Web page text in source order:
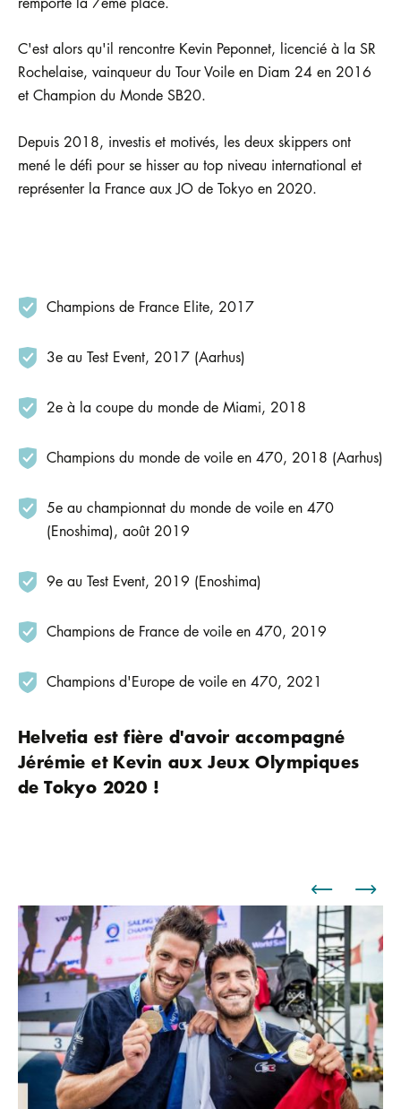
C'est alors qu'il rencontre Kevin Peponnet, licencié à la SR
Rochelaise, vainqueur du Tour Voile en Diam 24 en 2016
et Champion du Monde SB20.
Depuis 2018, investis et motivés, les deux skippers ont
mené le défi pour se hisser au top niveau international et
représenter la France aux JO de Tokyo en 2020.
Champions de France Elite, 2017
3e au Test Event, 2017 (Aarhus)
2e à la coupe du monde de Miami, 2018
Champions du monde de voile en 470, 2018 (Aarhus)
5e au championnat du monde de voile en 470
(Enoshima), août 2019
9e au Test Event, 2019 (Enoshima)
Champions de France de voile en 470, 2019
Champions d'Europe de voile en 470, 2021
Helvetia est fière d'avoir accompagné
Jérémie et Kevin aux Jeux Olympiques
de Tokyo 2020 !